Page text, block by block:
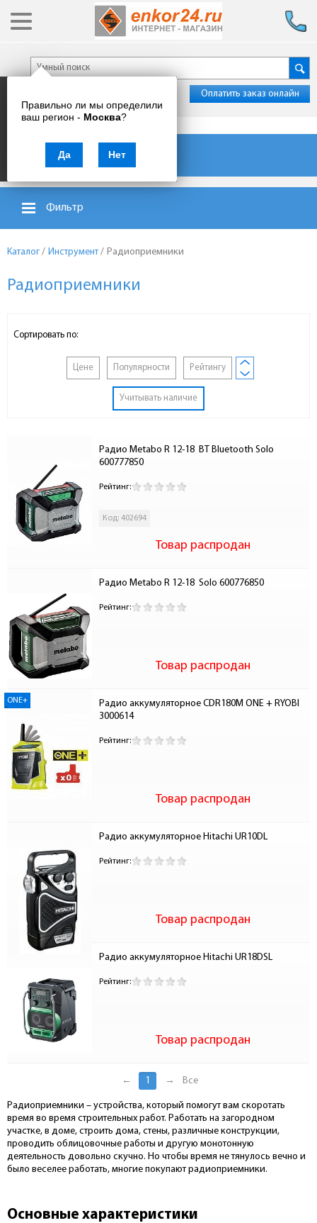
Правильно ли мы определили
ваш регион - Москва?
Да Нет
Оплатить заказ онлайн
Каталог товаров
Фильтр
Каталог / Инструмент/ Радиоприемники
Радиоприемники
Сортировать по:
Цене Популярности Рейтингу
Учитывать наличие
Радио Metabo R 12-18  BT Bluetooth Solo
600777850
Рейтинг:
Код: 402694
Товар распродан
Радио Metabo R 12-18  Solo 600776850
Рейтинг:
Товар распродан
ONE+
Радио аккумуляторное CDR180M ONE + RYOBI
3000614
Рейтинг:
Товар распродан
Радио аккумуляторное Hitachi UR10DL
Рейтинг:
Товар распродан
Радио аккумуляторное Hitachi UR18DSL
Рейтинг:
Товар распродан
← 1 → Все
Радиоприемники – устройства, который помогут вам скоротать
время во время строительных работ. Работать на загородном
участке, в доме, строить дома, стены, различные конструкции,
проводить облицовочные работы и другую монотонную
деятельность довольно скучно. Но чтобы время не тянулось вечно и
было веселее работать, многие покупают радиоприемники.
Основные характеристики